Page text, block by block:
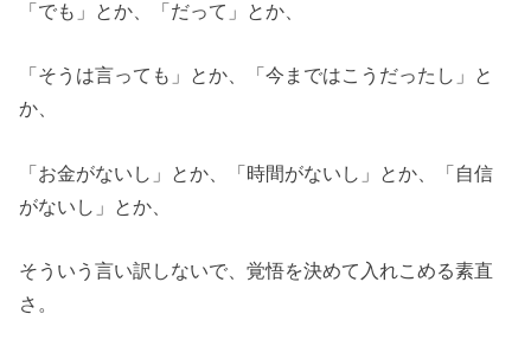
「でも」とか、「だって」とか、
「そうは言っても」とか、「今まではこうだったし」と
か、
「お金がないし」とか、「時間がないし」とか、「自信
がないし」とか、
そういう言い訳しないで、覚悟を決めて入れこめる素直
さ。